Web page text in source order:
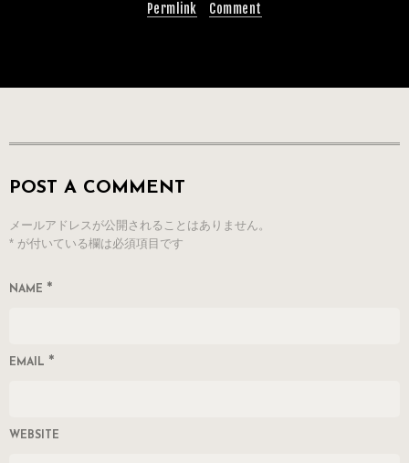
Permlink
Comment
POST A COMMENT
メールアドレスが公開されることはありません。
* が付いている欄は必須項目です
NAME *
EMAIL *
WEBSITE